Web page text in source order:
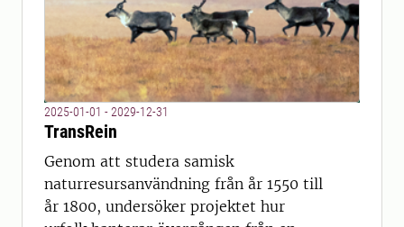
2025-01-01 - 2029-12-31
TransRein
Genom att studera samisk
naturresursanvändning från år 1550 till
år 1800, undersöker projektet hur